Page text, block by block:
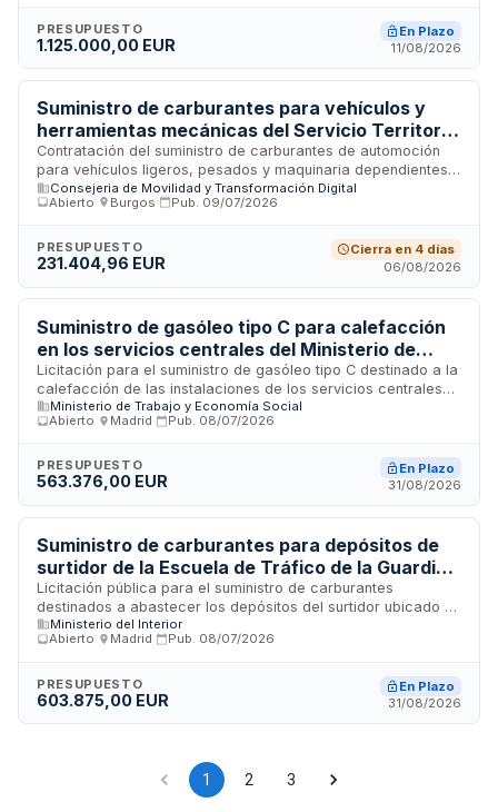
automoción y maquinaria, aditivos específicos, gasóleos
para calefacción y gas propano. Se estructura en dos lotes
diferenciados según el tipo de combustible y su aplicación.
La contratación se realiza mediante procedimiento abierto
ordinario con tramitación anticipada, permitiendo ofertas
tanto manuales como electrónicas.
PRESUPUESTO
1.125.000,00 EUR
En Plazo
11/08/2026
Suministro de carburantes para vehículos y
herramientas mecánicas del Servicio Territorial
de Movilidad y Transformación Digital de
Burgos
Contratación del suministro de carburantes de automoción
para vehículos ligeros, pesados y maquinaria dependientes
de las secciones de conservación, explotación y proyectos
de carreteras del Servicio Territorial de Movilidad y
combustible para herramientas mecánicas como motosierras
y desbrozadoras. El suministro cubre los vehículos
Burgos, Salas, Lerma y Aranda, necesario para realizar
operaciones de vigilancia, control, explotación y
conservación de carreteras autonómicas.
Consejeria de Movilidad y Transformación Digital
Abierto
Burgos Pub. 09/07/2026
PRESUPUESTO
231.404,96 EUR
Cierra en 4 días
06/08/2026
Suministro de gasóleo tipo C para calefacción
en los servicios centrales del Ministerio de
Trabajo y Economía Social
Licitación para el suministro de gasóleo tipo C destinado a la
calefacción de las instalaciones de los servicios centrales
del Ministerio de Trabajo y Economía Social. El contrato
comprende el abastecimiento de combustible para dos
Agustín de Betancourt, durante un período de veinticuatro
meses. El adjudicatario debe garantizar el cumplimiento de
petrolíferos y la conformidad con la normativa vigente en
materia de suministro de gasóleos para calefacción.
Ministerio de Trabajo y Economía Social
Abierto
Madrid Pub. 08/07/2026
PRESUPUESTO
563.376,00 EUR
En Plazo
31/08/2026
Suministro de carburantes para depósitos de
surtidor de la Escuela de Tráfico de la Guardia
Civil en Mérida
Licitación pública para el suministro de carburantes
destinados a abastecer los depósitos del surtidor ubicado en
la Escuela de Tráfico de la Guardia Civil en Mérida, Badajoz.
La Dirección General de Tráfico requiere el suministro de
institución. El contrato se estructura en dos lotes
diferenciados. Esta adquisición es esencial para garantizar
el funcionamiento continuo de las instalaciones de
Ministerio del Interior
Abierto
Madrid Pub. 08/07/2026
PRESUPUESTO
603.875,00 EUR
En Plazo
31/08/2026
1 2 3